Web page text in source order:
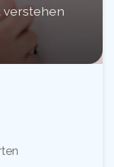
verstehen